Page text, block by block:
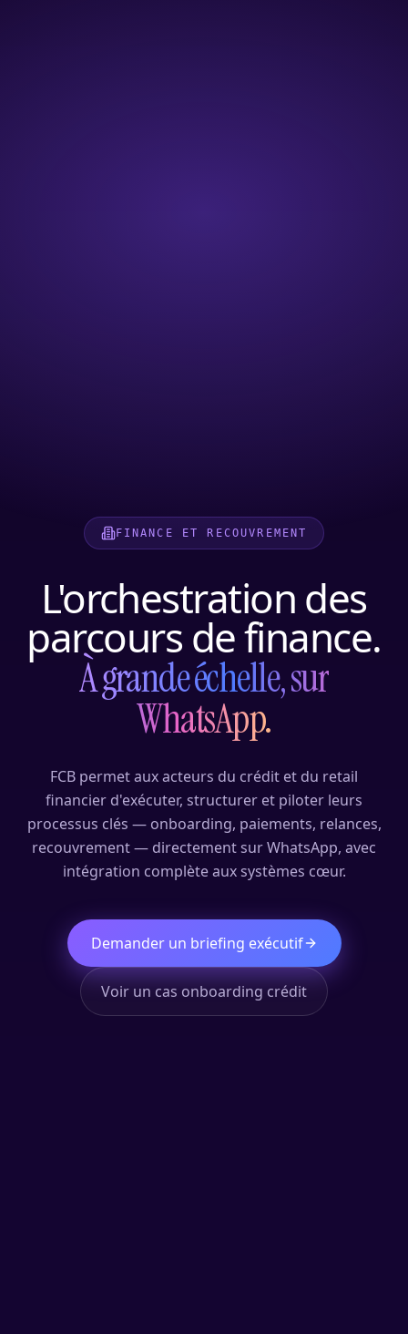
FINANCE ET RECOUVREMENT
L'orchestration des
parcours de finance.
À grande échelle, sur
WhatsApp.
FCB permet aux acteurs du crédit et du retail
financier d'exécuter, structurer et piloter leurs
processus clés — onboarding, paiements, relances,
recouvrement — directement sur WhatsApp, avec
intégration complète aux systèmes cœur.
Demander un briefing exécutif
Voir un cas onboarding crédit